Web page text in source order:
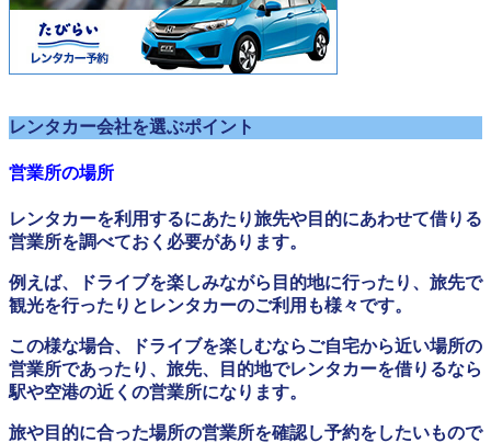
レンタカー会社を選ぶポイント
営業所の場所
レンタカーを利用するにあたり旅先や目的にあわせて借りる
営業所を調べておく必要があります。
例えば、ドライブを楽しみながら目的地に行ったり、旅先で
観光を行ったりとレンタカーのご利用も様々です。
この様な場合、ドライブを楽しむならご自宅から近い場所の
営業所であったり、旅先、目的地でレンタカーを借りるなら
駅や空港の近くの営業所になります。
旅や目的に合った場所の営業所を確認し予約をしたいもので